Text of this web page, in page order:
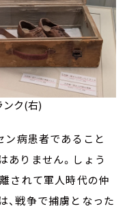
ンク(右)
ン病患者であること
ありません。しょう
されて軍人時代の仲
、戦争で捕虜となった